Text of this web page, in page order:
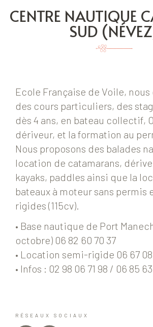
CENTRE NAUTIQUE
SUD
Ecole Française de Voile, nous
des cours particuliers, des
dès 4 ans, en bateau collectif,
dériveur, et la formation au
Nous proposons des balades
location de catamarans,
kayaks, paddles ainsi que la
bateaux à moteur sans permis
rigides (115cv).
• Base nautique de Port
octobre) 06 82 60 70 37
• Location semi-rigide 06 67 08
• Infos : 02 98 06 71 98 / 06 85
RÉSEAUX SOCIAUX